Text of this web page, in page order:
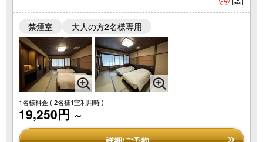
禁煙室 大人の方2名様専用
1名様料金( 2名様1室利用時 )
19,250円 ～